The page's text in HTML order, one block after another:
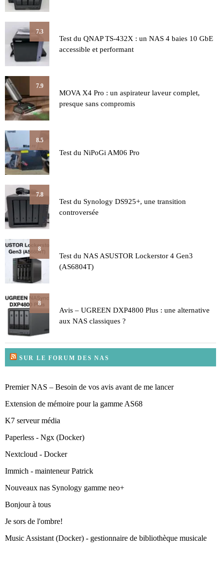
7.3
Test du QNAP TS-432X : un NAS 4 baies 10 GbE
accessible et performant
7.9
MOVA X4 Pro : un aspirateur laveur complet,
presque sans compromis
8.5
Test du NiPoGi AM06 Pro
7.8
Test du Synology DS925+, une transition
controversée
8
Test du NAS ASUSTOR Lockerstor 4 Gen3
(AS6804T)
8
Avis – UGREEN DXP4800 Plus : une alternative
aux NAS classiques ?
SUR LE FORUM DES NAS
Premier NAS – Besoin de vos avis avant de me lancer
Extension de mémoire pour la gamme AS68
K7 serveur média
Paperless - Ngx (Docker)
Nextcloud - Docker
Immich - mainteneur Patrick
Nouveaux nas Synology gamme neo+
Bonjour à tous
Je sors de l'ombre!
Music Assistant (Docker) - gestionnaire de bibliothèque musicale